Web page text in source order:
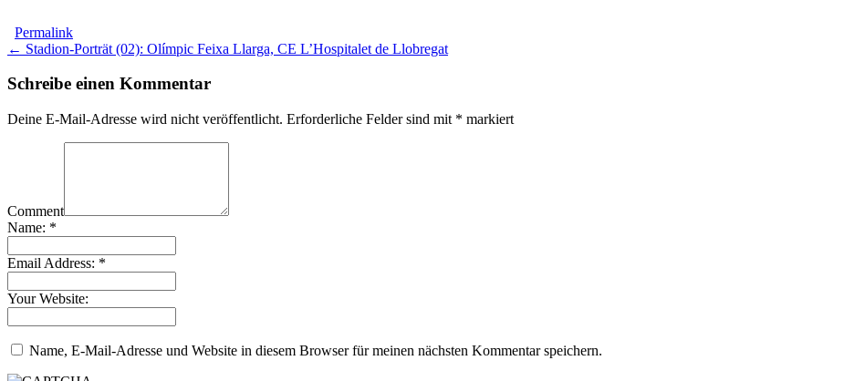
Permalink
Post
navigation
← Stadion-Porträt (02): Olímpic Feixa Llarga, CE L’Hospitalet de Llobregat
Schreibe einen Kommentar
Deine E-Mail-Adresse wird nicht veröffentlicht. Erforderliche Felder sind mit * markiert
Comment
Name: *
Email Address: *
Your Website:
Name, E-Mail-Adresse und Website in diesem Browser für meinen nächsten Kommentar speichern.